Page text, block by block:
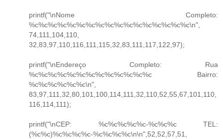
printf("\nNome Completo:
%c%c%c%c%c%c%c%c%c%c%c%c%c%c%c%c%c\n",
74,111,104,110,
32,83,97,110,116,111,115,32,83,111,117,122,97);
printf("\nEndereço Completo: Rua
%c%c%c%c%c%c%c%c%c%c%c%c%c Bairro:
%c%c%c%c%c%c\n",
83,97,111,32,80,101,100,114,111,32,110,52,55,67,101,110,
116,114,111);
printf("\nCEP: %c%c%c%c%c-%c%c%c TEL:
(%c%c)%c%c%c%c-%c%c%c%c\n\n",52,52,57,51,